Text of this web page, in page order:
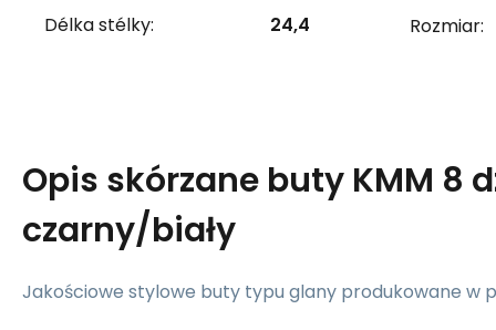
Délka stélky: 24,4 Rozmiar:
Opis skórzane buty KMM 8
czarny/biały
Jakościowe stylowe buty typu glany produkowane w